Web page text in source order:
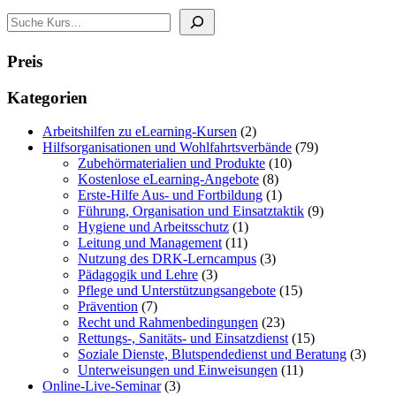
Search
Preis
Kategorien
Arbeitshilfen zu eLearning-Kursen 22
Produkte
Hilfsorganisationen und Wohlfahrtsverbände 7979
Zubehörmaterialien und Produkte 1010
Kostenlose eLearning-Angebote 88
Produkte
Erste-Hilfe Aus- und Fortbildung 11
Produkt
Führung, Organisation und Einsatztaktik 99
Hygiene und Arbeitsschutz 11
Produkt
Leitung und Management 1111
Produkte
Nutzung des DRK-Lerncampus 33
Pädagogik und Lehre 33
Produkte
Pflege und Unterstützungsangebote 1515
Prävention 77
Produkte
Recht und Rahmenbedingungen 2323
Produkte
Rettungs-, Sanitäts- und Einsatzdienst 1515
Produkte
Soziale Dienste, Blutspendedienst und Beratung 33
Unterweisungen und Einweisungen 1111
Online-Live-Seminar 33